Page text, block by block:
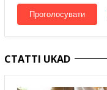
Проголосувати
СТАТТІ UKAD